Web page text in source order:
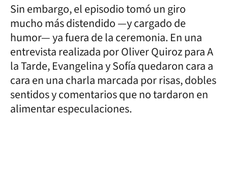
Sin embargo, el episodio tomó un giro
mucho más distendido —y cargado de
humor— ya fuera de la ceremonia. En una
entrevista realizada por Oliver Quiroz para A
la Tarde, Evangelina y Sofía quedaron cara a
cara en una charla marcada por risas, dobles
sentidos y comentarios que no tardaron en
alimentar especulaciones.